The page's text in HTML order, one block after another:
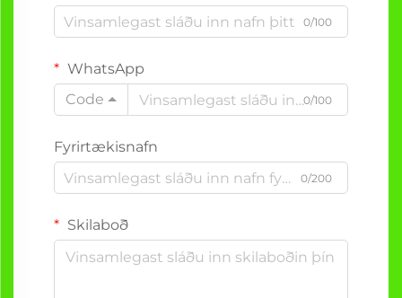
0/100
WhatsApp
Code
0/100
Fyrirtækisnafn
0/200
Skilaboð